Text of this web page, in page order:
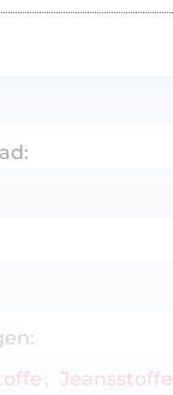
Jeansstoffe